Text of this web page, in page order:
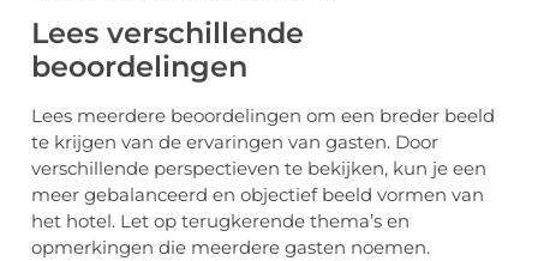
Lees verschillende
beoordelingen
Lees meerdere beoordelingen om een breder beeld
te krijgen van de ervaringen van gasten. Door
verschillende perspectieven te bekijken, kun je een
meer gebalanceerd en objectief beeld vormen van
het hotel. Let op terugkerende thema’s en
opmerkingen die meerdere gasten noemen.